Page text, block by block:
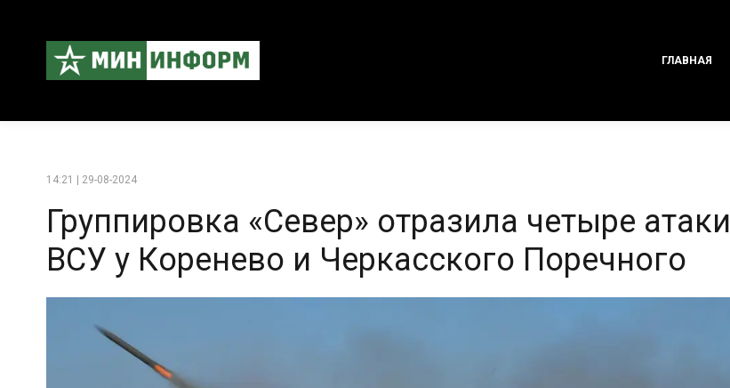
ГЛАВНАЯ
14:21 | 29-08-2024
Группировка «Север» отразила четыре атаки
ВСУ у Коренево и Черкасского Поречного